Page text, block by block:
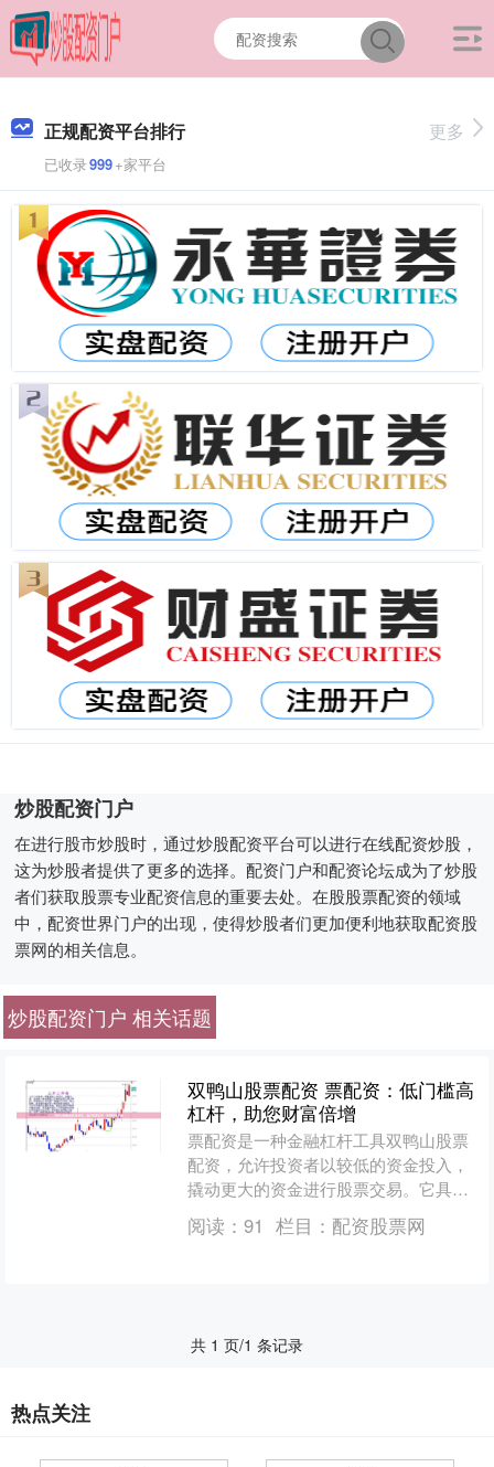
正规配资平台排行
已收录999+家平台
更多
炒股配资门户
在进行股市炒股时，通过炒股配资平台可以进行在线配资炒股，
这为炒股者提供了更多的选择。配资门户和配资论坛成为了炒股
者们获取股票专业配资信息的重要去处。在股股票配资的领域
中，配资世界门户的出现，使得炒股者们更加便利地获取配资股
票网的相关信息。
炒股配资门户 相关话题
双鸭山股票配资 票配资：低门槛高
杠杆，助您财富倍增
票配资是一种金融杠杆工具双鸭山股票
配资，允许投资者以较低的资金投入，
撬动更大的资金进行股票交易。它具有
低门槛和高杠杆的特点，为投资者提供
了快速增值财富的机会。 ....
阅读： 91 栏目： 配资股票网
共 1 页/1 条记录
热点关注